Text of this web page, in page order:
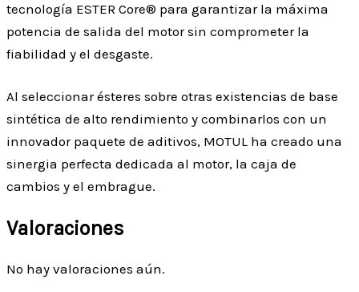
tecnología ESTER Core® para garantizar la máxima
potencia de salida del motor sin comprometer la
fiabilidad y el desgaste.
Al seleccionar ésteres sobre otras existencias de base
sintética de alto rendimiento y combinarlos con un
innovador paquete de aditivos, MOTUL ha creado una
sinergia perfecta dedicada al motor, la caja de
cambios y el embrague.
Valoraciones
No hay valoraciones aún.